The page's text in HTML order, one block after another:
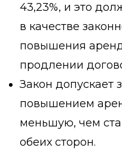
43,23%, и это
в качестве
повышения
продлении
Закон допускает
повышением
меньшую, чем
обеих сторон.